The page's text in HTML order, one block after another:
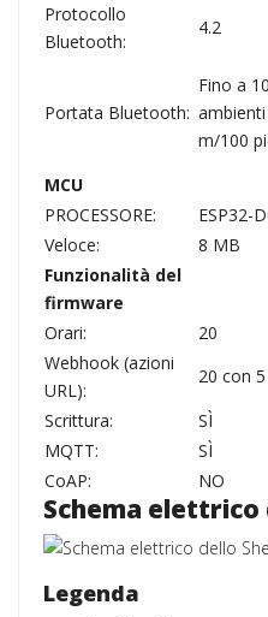
Protocollo
Bluetooth:
4.2
Portata Bluetooth:
Fino a
m/100
MCU
PROCESSORE:
ESP32-
Veloce:
8 MB
Funzionalità del
firmware
Orari:
20
Webhook (azioni
URL):
20 con
Scrittura:
SÌ
MQTT:
SÌ
CoAP:
NO
Schema elettrico
Legenda